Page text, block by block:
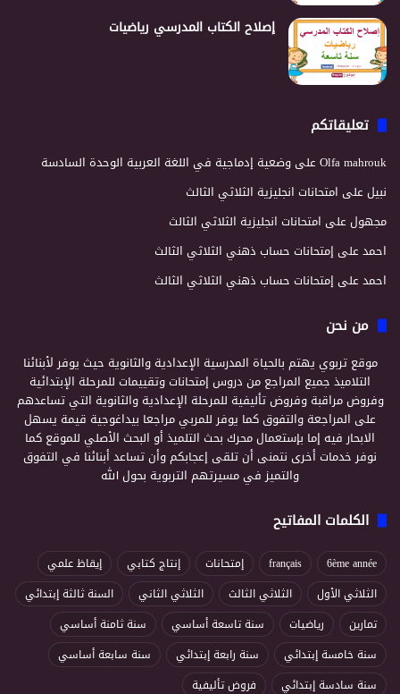
إصلاح الكتاب المدرسي رياضيات
تعليقاتكم
Olfa mahroukعلى وضعية إدماجية في اللغة العربية الوحدة السادسة
نبيلعلى امتحانات انجليزية الثلاثي الثالث
مجهولعلى امتحانات انجليزية الثلاثي الثالث
احمدعلى إمتحانات حساب ذهني الثلاثي الثالث
احمدعلى إمتحانات حساب ذهني الثلاثي الثالث
من نحن
موقع تربوي يهتم بالحياة المدرسية الإعدادية والثانوية حيث يوفر لأبنائنا
التلاميذ جميع المراجع من دروس إمتحانات وتقييمات للمرحلة الإبتدائية
وفروض مراقبة وفروض تأليفية للمرحلة الإعدادية والثانوية التي تساعدهم
على المراجعة والتفوق كما يوفر للمربي مراجعا بيداغوجية قيمة يسهل
الابحار فيه إما بإستعمال محرك بحث التلميذ أو البحث الأصلي للموقع كما
نوفر خدمات أخرى نتمنى أن تلقى إعجابكم وأن تساعد أبنائنا في التفوق
والتميز في مسيرتهم التربوية بحول الله
الكلمات المفاتيح
6ème année
français إمتحانات إنتاج كتابي
إيقاظ علمي
الثلاثي الأول
الثلاثي الثالث الثلاثي الثاني
السنة ثالثة إبتدائي
تمارين
رياضيات سنة تاسعة أساسي
سنة ثامنة أساسي
سنة خامسة إبتدائي
سنة رابعة إبتدائي
سنة سابعة أساسي
سنة سادسة إبتدائي
فروض تأليفية